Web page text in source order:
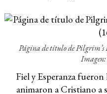
Página de título de Pilgrim’s
Fiel y Esperanza
animaron a Cristiano a